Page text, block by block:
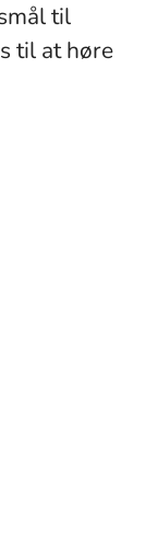
til
til at høre